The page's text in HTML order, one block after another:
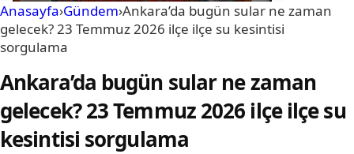
Anasayfa›Gündem›Ankara’da bugün sular ne zaman
gelecek? 23 Temmuz 2026 ilçe ilçe su kesintisi
sorgulama
Ankara’da bugün sular ne zaman
gelecek? 23 Temmuz 2026 ilçe ilçe su
kesintisi sorgulama